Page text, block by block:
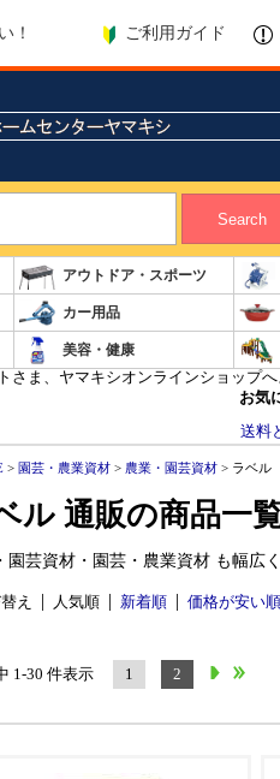
！ ご利用ガイド
Search
アウトドア・スポーツ
カー用品
美容・健康
さま、ヤマキシオンラインショップへ
お気
送料
> 園芸・農業資材 > 農業・園芸資材 > ラベル
ル 通販の商品一
園芸資材・園芸・農業資材 も幅広
え 人気順 新着順 価格が安い順
1-30 件表示 1 2